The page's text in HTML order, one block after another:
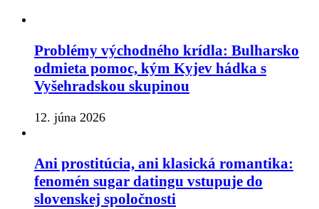
Problémy východného krídla: Bulharsko
odmieta pomoc, kým Kyjev hádka s
Vyšehradskou skupinou
12. júna 2026
Ani prostitúcia, ani klasická romantika:
fenomén sugar datingu vstupuje do
slovenskej spoločnosti